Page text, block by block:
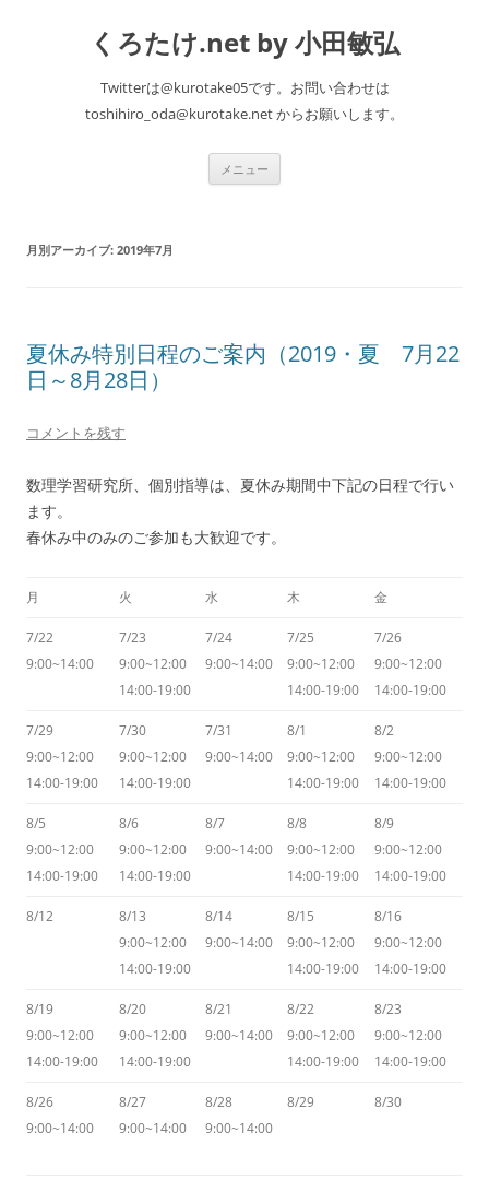
くろたけ.net by 小田敏弘
Twitterは@kurotake05です。お問い合わせは
toshihiro_oda@kurotake.net からお願いします。
メニュー
月別アーカイブ: 2019年7月
夏休み特別日程のご案内（2019・夏 7月22
日～8月28日）
コメントを残す
数理学習研究所、個別指導は、夏休み期間中下記の日程で行い
ます。
春休み中のみのご参加も大歓迎です。
月 火 水 木 金
7/22
9:00~14:00
7/23
9:00~12:00
14:00-19:00
7/24
9:00~14:00
7/25
9:00~12:00
14:00-19:00
7/26
9:00~12:00
14:00-19:00
7/29
9:00~12:00
14:00-19:00
7/30
9:00~12:00
14:00-19:00
7/31
9:00~14:00
8/1
9:00~12:00
14:00-19:00
8/2
9:00~12:00
14:00-19:00
8/5
9:00~12:00
14:00-19:00
8/6
9:00~12:00
14:00-19:00
8/7
9:00~14:00
8/8
9:00~12:00
14:00-19:00
8/9
9:00~12:00
14:00-19:00
8/12
8/13
9:00~12:00
14:00-19:00
8/14
9:00~14:00
8/15
9:00~12:00
14:00-19:00
8/16
9:00~12:00
14:00-19:00
8/19
9:00~12:00
14:00-19:00
8/20
9:00~12:00
14:00-19:00
8/21
9:00~14:00
8/22
9:00~12:00
14:00-19:00
8/23
9:00~12:00
14:00-19:00
8/26
9:00~14:00
8/27
9:00~14:00
8/28
9:00~14:00
8/29 8/30